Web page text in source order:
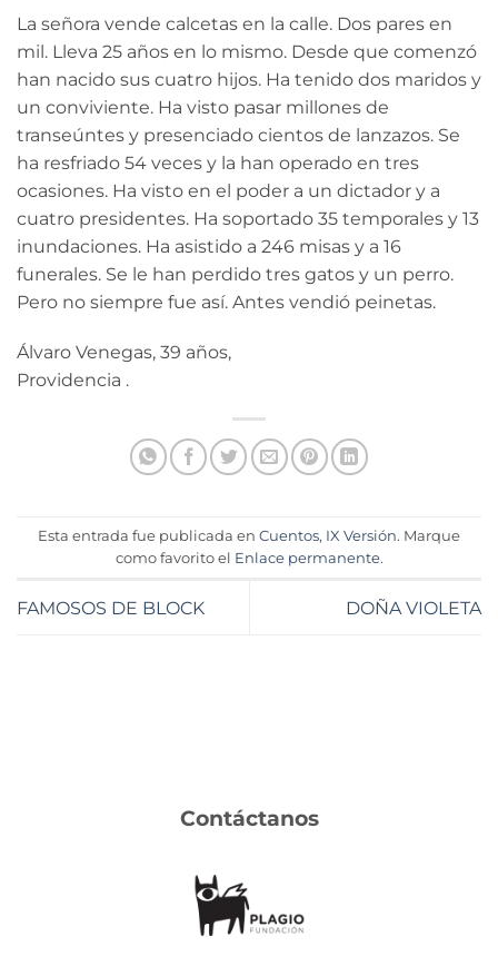
La señora vende calcetas en la calle. Dos pares en
mil. Lleva 25 años en lo mismo. Desde que comenzó
han nacido sus cuatro hijos. Ha tenido dos maridos y
un conviviente. Ha visto pasar millones de
transeúntes y presenciado cientos de lanzazos. Se
ha resfriado 54 veces y la han operado en tres
ocasiones. Ha visto en el poder a un dictador y a
cuatro presidentes. Ha soportado 35 temporales y 13
inundaciones. Ha asistido a 246 misas y a 16
funerales. Se le han perdido tres gatos y un perro.
Pero no siempre fue así. Antes vendió peinetas.
Álvaro Venegas, 39 años,
Providencia .
Esta entrada fue publicada en Cuentos, IX Versión. Marque
como favorito el Enlace permanente.
FAMOSOS DE BLOCK DOÑA VIOLETA
Contáctanos